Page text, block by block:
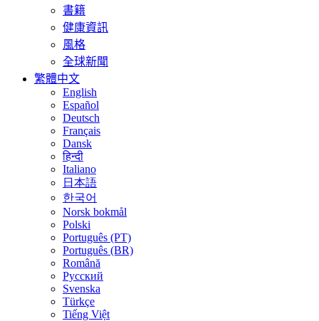
書籍
健康資訊
風格
全球新聞
繁體中文
English
Español
Deutsch
Français
Dansk
हिन्दी
Italiano
日本語
한국어
Norsk bokmål
Polski
Português (PT)
Português (BR)
Română
Русский
Svenska
Türkçe
Tiếng Việt